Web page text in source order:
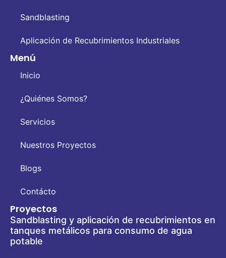
Sandblasting
Aplicación de Recubrimientos Industriales
Menú
Inicio
¿Quiénes Somos?
Servicios
Nuestros Proyectos
Blogs
Contácto
Proyectos
Sandblasting y aplicación de recubrimientos en
tanques metálicos para consumo de agua
potable